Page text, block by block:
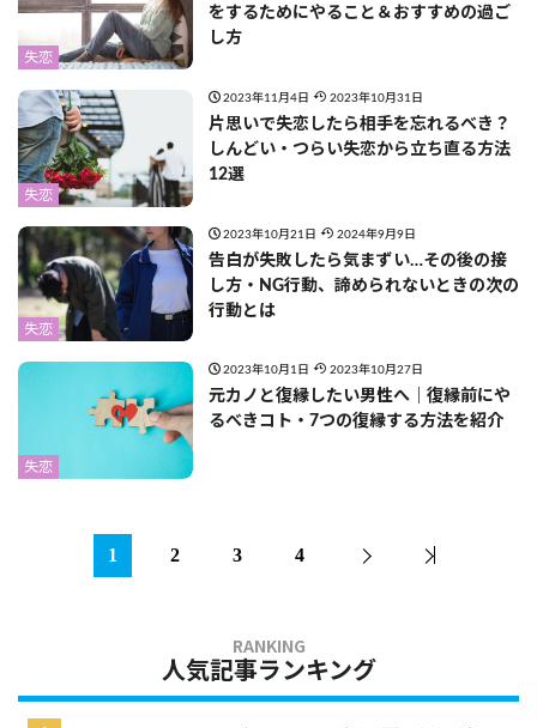
失恋
をするためにやること＆おすすめの過ご
し方
失恋
2023年11月4日 2023年10月31日
片思いで失恋したら相手を忘れるべき？
しんどい・つらい失恋から立ち直る方法
12選
失恋
2023年10月21日 2024年9月9日
告白が失敗したら気まずい…その後の接
し方・NG行動、諦められないときの次の
行動とは
失恋
2023年10月1日 2023年10月27日
元カノと復縁したい男性へ｜復縁前にや
るべきコト・7つの復縁する方法を紹介
1 2 3 4
人気記事ランキング